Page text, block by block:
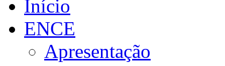
Início
ENCE
Apresentação